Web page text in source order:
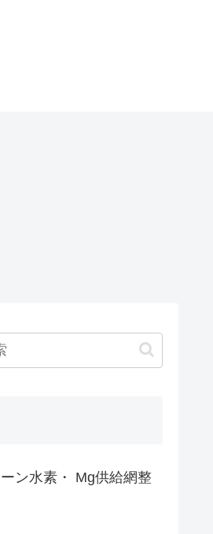
ン水素・ Mg供給網整